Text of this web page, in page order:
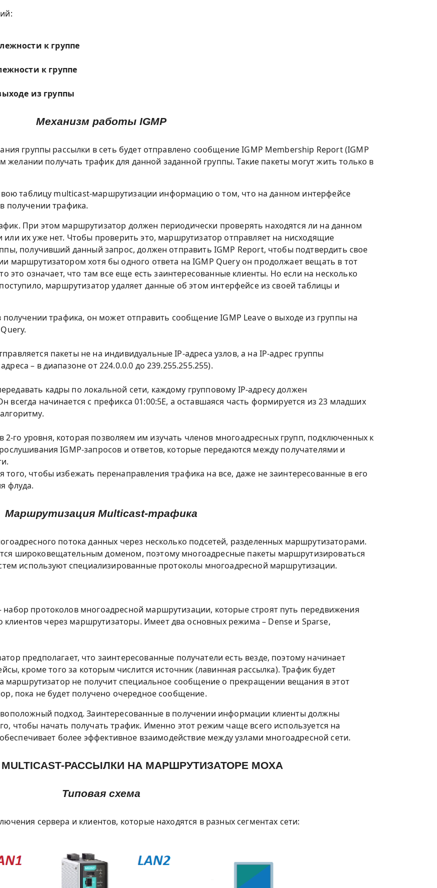
к группе
к группе
из группы
Механизм работы IGMP
группы рассылки в сеть будет отправлено сообщение IGMP Membership Report (IGMP
желании получать трафик для данной заданной группы. Такие пакеты могут жить только в
таблицу multicast-маршрутизации информацию о том, что на данном интерфейсе
получении трафика.
При этом маршрутизатор должен периодически проверять находятся ли на данном
их уже нет. Чтобы проверить это, маршрутизатор отправляет на нисходящие
получивший данный запрос, должен отправить IGMP Report, чтобы подтвердить свое
маршрутизатором хотя бы одного ответа на IGMP Query он продолжает вещать в тот
это означает, что там все еще есть заинтересованные клиенты. Но если на несколько
маршрутизатор удаляет данные об этом интерфейсе из своей таблицы и
получении трафика, он может отправить сообщение IGMP Leave о выходе из группы на
пакеты не на индивидуальные IP-адреса узлов, а на IP-адрес группы
– в диапазоне от 224.0.0.0 до 239.255.255.255).
кадры по локальной сети, каждому групповому IP-адресу должен
всегда начинается с префикса 01:00:5Е, а оставшаяся часть формируется из 23 младших
го уровня, которая позволяем им изучать членов многоадресных групп, подключенных к
IGMP-запросов и ответов, которые передаются между получателями и
того, чтобы избежать перенаправления трафика на все, даже не заинтересованные в его
флуда.
Маршрутизация Multicast-трафика
потока данных через несколько подсетей, разделенных маршрутизаторами.
широковещательным доменом, поэтому многоадресные пакеты маршрутизироваться
используют специализированные протоколы многоадресной маршрутизации.
набор протоколов многоадресной маршрутизации, которые строят путь передвижения
клиентов через маршрутизаторы. Имеет два основных режима – Dense и Sparse,
предполагает, что заинтересованные получатели есть везде, поэтому начинает
кроме того за которым числится источник (лавинная рассылка). Трафик будет
маршрутизатор не получит специальное сообщение о прекращении вещания в этот
пока не будет получено очередное сообщение.
подход. Заинтересованные в получении информации клиенты должны
чтобы начать получать трафик. Именно этот режим чаще всего используется на
более эффективное взаимодействие между узлами многоадресной сети.
РАССЫЛКИ НА МАРШРУТИЗАТОРЕ MOXA
Типовая схема
сервера и клиентов, которые находятся в разных сегментах сети: